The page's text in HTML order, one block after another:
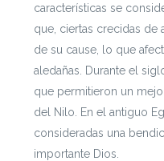
características se
que, ciertas crecidas
de su cause, lo que
aledañas. Durante el
que permitieron un
del Nilo. En el antiguo
consideradas una
importante Dios.